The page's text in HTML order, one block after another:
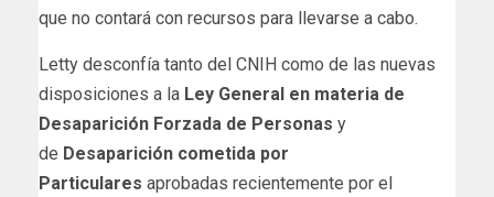
que no contará con recursos para llevarse a cabo.
Letty desconfía tanto del CNIH como de las nuevas
disposiciones a la Ley General en materia de
Desaparición Forzada de Personas y
de Desaparición cometida por
Particulares aprobadas recientemente por el